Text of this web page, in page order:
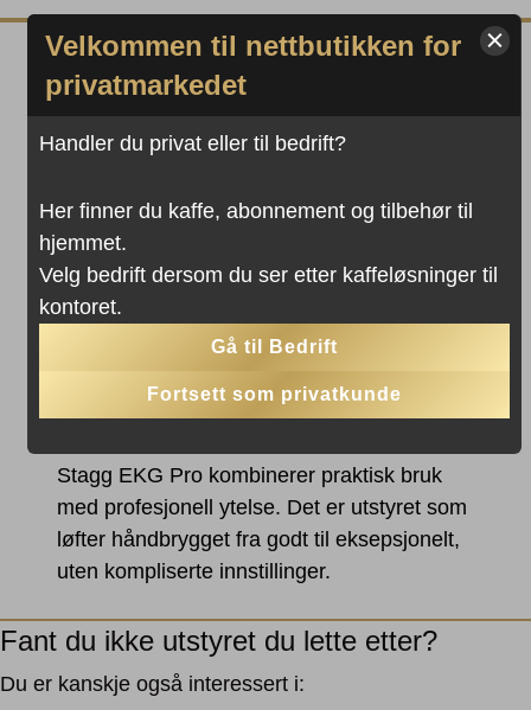
PROFESJONELT VERTKØY I
HVERDAGSFORMAT
Stagg EKG Pro kombinerer praktisk bruk
med profesjonell ytelse. Det er utstyret som
løfter håndbrygget fra godt til eksepsjonelt,
uten kompliserte innstillinger.
Fant du ikke utstyret du lette etter?
Du er kanskje også interessert i:
Velkommen til nettbutikken for
privatmarkedet
Handler du privat eller til bedrift?
Her finner du kaffe, abonnement og tilbehør til
hjemmet.
Velg bedrift dersom du ser etter kaffeløsninger til
kontoret.
Gå til Bedrift
Fortsett som privatkunde